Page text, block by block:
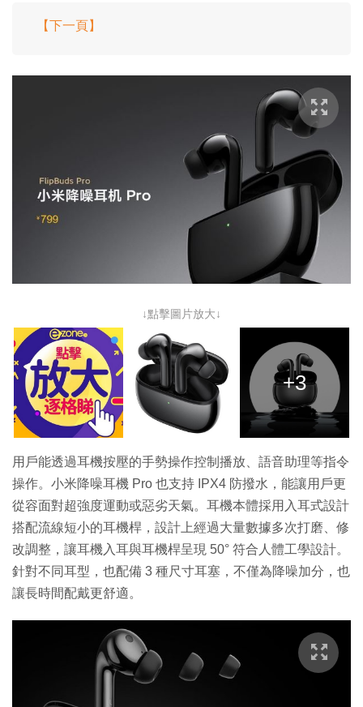
【下一頁】
↓點擊圖片放大↓
+3
用戶能透過耳機按壓的手勢操作控制播放、語音助理等指令
操作。小米降噪耳機 Pro 也支持 IPX4 防撥水，能讓用戶更
從容面對超強度運動或惡劣天氣。耳機本體採用入耳式設計
搭配流線短小的耳機桿，設計上經過大量數據多次打磨、修
改調整，讓耳機入耳與耳機桿呈現 50° 符合人體工學設計。
針對不同耳型，也配備 3 種尺寸耳塞，不僅為降噪加分，也
讓長時間配戴更舒適。